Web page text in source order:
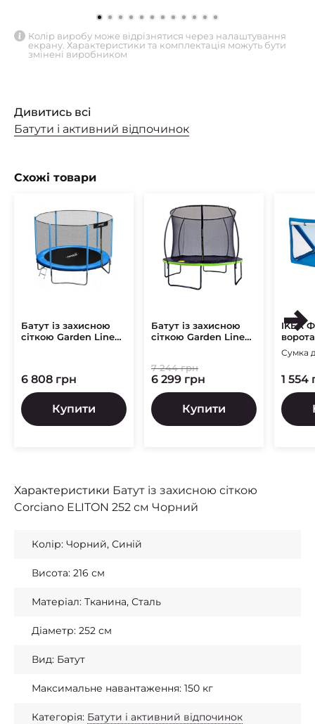
Колір виробу може відрізнятися через налаштування
екрану. Характеристики та комплектація можуть бути
змінені виробником
Дивитись всі
Батути і активний відпочинок
Схожі товари
Батут із захисною
сіткою Garden Line
6 808 грн
Купити
Батут із захисною
сіткою Garden Line
7 244 грн
6 299 грн
Купити
IKEA
Синій
Сумка
1 554
Характеристики Батут із захисною сіткою
Corciano ELITON 252 см Чорний
Колір: Чорний, Синій
Висота: 216 см
Матеріал: Тканина, Сталь
Діаметр: 252 см
Вид: Батут
Максимальне навантаження: 150 кг
Категорія: Батути і активний відпочинок